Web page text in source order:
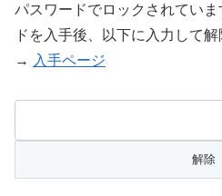
パスワードでロックされてい
ドを入手後、以下に入力して解
→ 入手ページ